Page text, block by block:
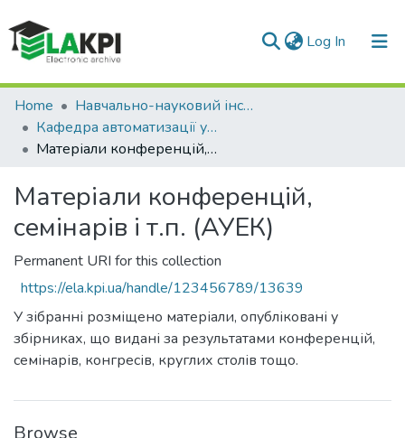
Log In (current)
Communities & Collections
All of DSpace
Home
Навчально-науковий інститут енергозбереження та енергоменеджменту (НН ІЕЕ)
Кафедра автоматизації управління електротехнічними комплексами (АУЕК)
Матеріали конференцій, семінарів і т.п. (АУЕК)
Матеріали конференцій,
семінарів і т.п. (АУЕК)
Permanent URI for this collection
https://ela.kpi.ua/handle/123456789/13639
У зібранні розміщено матеріали, опубліковані у
збірниках, що видані за результатами конференцій,
семінарів, конгресів, круглих столів тощо.
Browse